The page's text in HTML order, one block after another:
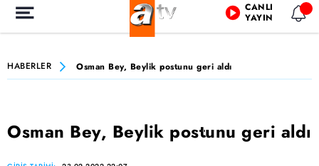
CANLI
YAYIN
HABERLER Osman Bey, Beylik postunu geri aldı
Osman Bey, Beylik postunu geri aldı